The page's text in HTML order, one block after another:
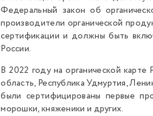
Федеральный закон об
производители органической
сертификации и должны быть
России.
В 2022 году на органической
область, Республика Удмуртия,
были сертифицированы первые
морошки, княженики и других.